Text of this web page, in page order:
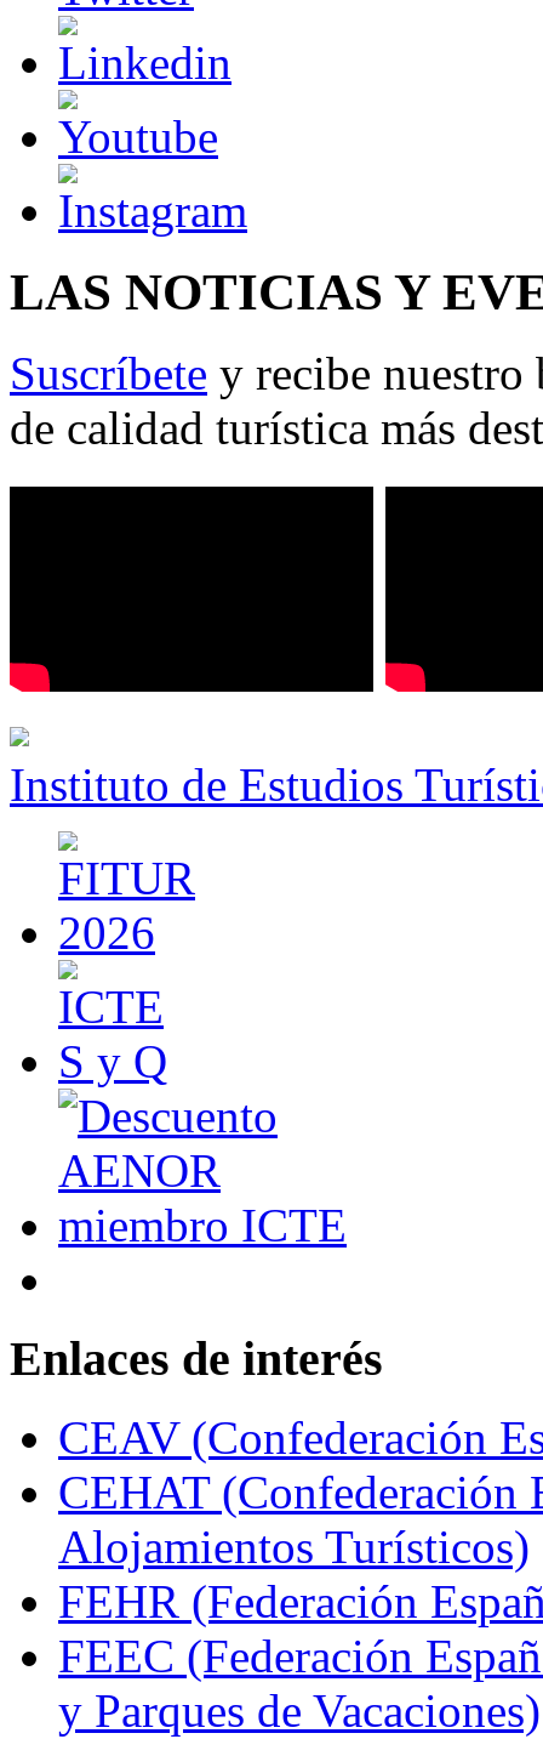
LAS NOTICIAS Y
Suscríbete y recibe nuestro
de calidad turística más
Instituto de Estudios
Enlaces de interés
CEAV (Confederación
CEHAT (Confederación
Alojamientos Turísticos)
FEHR (Federación
FEEC (Federación
y Parques de Vacaciones)